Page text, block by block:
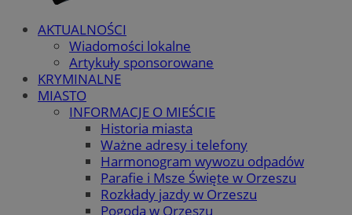
AKTUALNOŚCI
Wiadomości lokalne
Artykuły sponsorowane
KRYMINALNE
MIASTO
INFORMACJE O MIEŚCIE
Historia miasta
Ważne adresy i telefony
Harmonogram wywozu odpadów
Parafie i Msze Święte w Orzeszu
Rozkłady jazdy w Orzeszu
Pogoda w Orzeszu